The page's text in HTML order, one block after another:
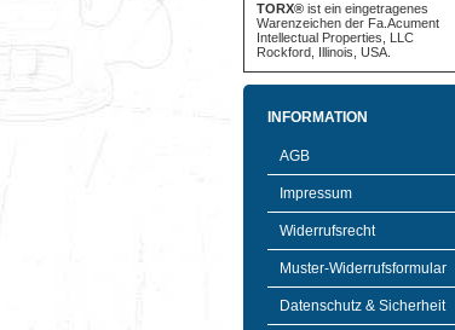
TORX® ist ein eingetragenes
Warenzeichen der Fa.Acument
Intellectual Properties, LLC
Rockford, Illinois, USA.
INFORMATION
AGB
Impressum
Widerrufsrecht
Muster-Widerrufsformular
Datenschutz & Sicherheit